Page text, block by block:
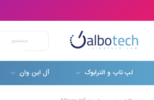
لپ تاپ و الترابوک آل این وان